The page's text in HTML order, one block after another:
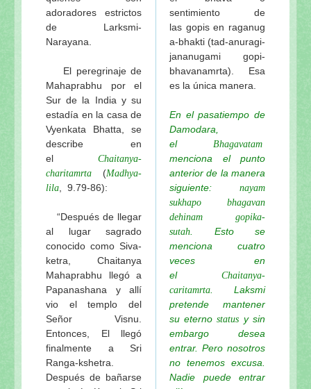
adoradores estrictos
de Larksmi-
Narayana.
El peregrinaje de
Mahaprabhu por el
Sur de la India y su
estadía en la casa de
Vyenkata Bhatta, se
describe en
el Chaitanya-
charitamrta (Madhya-
lila , 9.79-86):
“Después de llegar
al lugar sagrado
conocido como Siva-
ketra, Chaitanya
Mahaprabhu llegó a
Papanashana y allí
vio el templo del
Señor Visnu.
Entonces, El llegó
finalmente a Sri
Ranga-kshetra.
Después de bañarse
sentimiento de
las gopis en raganug
a-bhakti (tad-anuragi-
jananugami gopi-
bhavanamrta). Esa
es la única manera.
En el pasatiempo de
Damodara,
el Bhagavatam
menciona el punto
anterior de la manera
siguiente: nayam
sukhapo
bhagavan
dehinam gopika-
sutah . Esto se
menciona cuatro
veces en
el Chaitanya-
caritamrta . Laksmi
pretende mantener
su eterno status y sin
embargo desea
entrar. Pero nosotros
no tenemos excusa.
Nadie puede entrar